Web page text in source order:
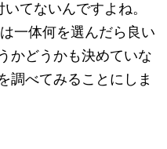
てないんですよね。
一体何を選んだら良い
かどうかも決めていな
調べてみることにしま